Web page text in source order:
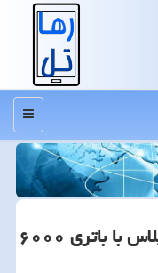
منو
عرضه گوشی ارزان قیمت وان پلاس با باتری ۶۰۰۰